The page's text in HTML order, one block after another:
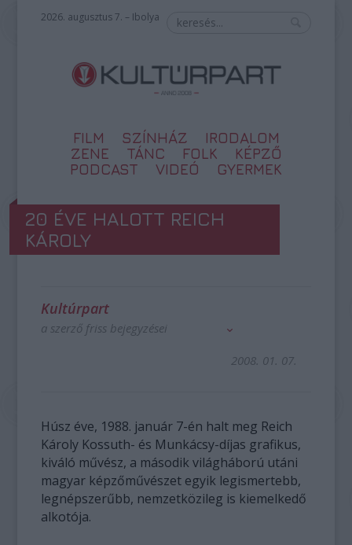
2026. augusztus 7. – Ibolya
FILM SZÍNHÁZ
IRODALOM
ZENE
TÁNC FOLK
KÉPZŐ
PODCAST
VIDEÓ GYERMEK
20 ÉVE HALOTT REICH
KÁROLY
Kultúrpart
a szerző friss bejegyzései
2008. 01. 07.
Húsz éve, 1988. január 7-én halt meg Reich
Károly Kossuth- és Munkácsy-díjas grafikus,
kiváló művész, a második világháború utáni
magyar képzőművészet egyik legismertebb,
legnépszerűbb, nemzetközileg is kiemelkedő
alkotója.